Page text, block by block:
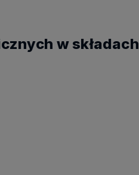
w składach